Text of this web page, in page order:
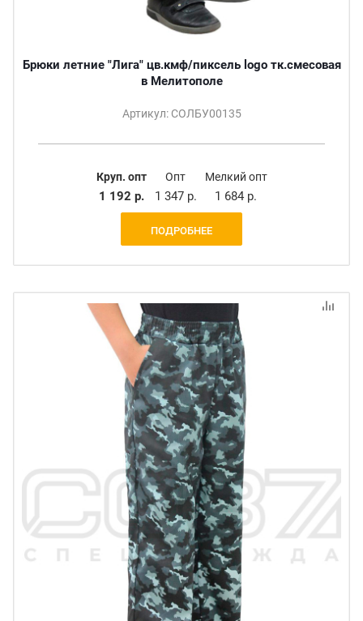
Брюки летние "Лига" цв.кмф/пиксель logo тк.смесовая
в Мелитополе
Артикул: СОЛБУ00135
Круп. опт
1 192 р.
Опт
1 347 р.
Мелкий опт
1 684 р.
ПОДРОБНЕЕ